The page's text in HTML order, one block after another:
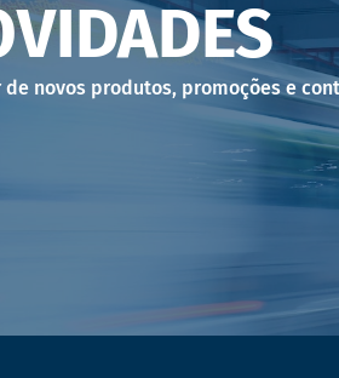
novos produtos, promoções e